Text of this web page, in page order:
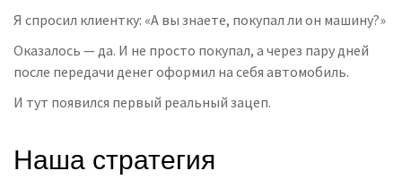
Я спросил клиентку: «А вы знаете, покупал ли он машину?»
Оказалось — да. И не просто покупал, а через пару дней
после передачи денег оформил на себя автомобиль.
И тут появился первый реальный зацеп.
Наша стратегия